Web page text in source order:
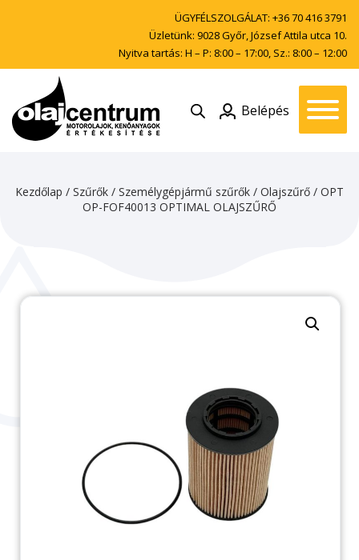
ÜGYFÉLSZOLGÁLAT: +36 70 416 3791
Üzletünk: 9028 Győr, József Attila utca 10.
Nyitva tartás: H – P: 8:00 – 17:00, Sz.: 8:00 – 12:00
Belépés
Kezdőlap / Szűrők / Személygépjármű szűrők / Olajszűrő / OPT
OP-FOF40013 OPTIMAL OLAJSZŰRŐ